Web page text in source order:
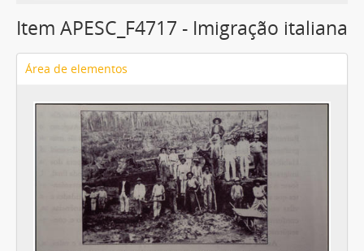
Item APESC_F4717 - Imigração italiana
Área de elementos